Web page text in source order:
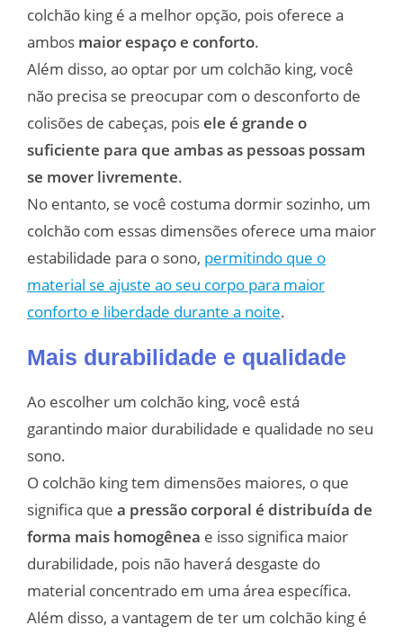
colchão king é a melhor opção, pois oferece a
ambos maior espaço e conforto.
Além disso, ao optar por um colchão king, você
não precisa se preocupar com o desconforto de
colisões de cabeças, poisele é grande o
suficiente para que ambas as pessoas possam
se mover livremente.
No entanto, se você costuma dormir sozinho, um
colchão com essas dimensões oferece uma maior
estabilidade para o sono, permitindo que o
material se ajuste ao seu corpo para maior
conforto e liberdade durante a noite.
Mais durabilidade e qualidade
Ao escolher um colchão king, você está
garantindo maior durabilidade e qualidade no seu
sono.
O colchão king tem dimensões maiores, o que
significa que a pressão corporal é distribuída de
forma mais homogênea e isso significa maior
durabilidade, pois não haverá desgaste do
material concentrado em uma área específica.
Além disso, a vantagem de ter um colchão king é